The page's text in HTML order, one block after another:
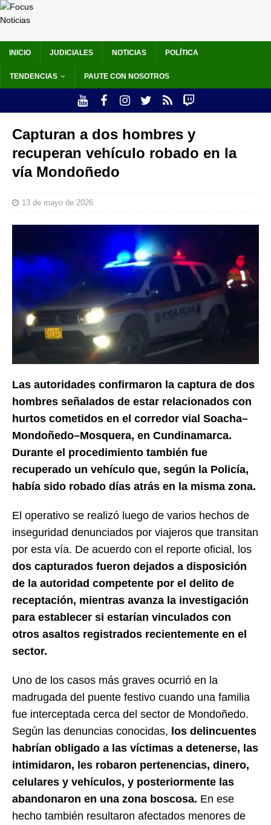
INICIO JUDICIALES NOTICIAS POLÍTICA
TENDENCIAS PAUTE CON NOSOTROS
Capturan a dos hombres y
recuperan vehículo robado en la
vía Mondoñedo
13 de mayo de 2026
Las autoridades confirmaron la captura de dos
hombres señalados de estar relacionados con
hurtos cometidos en el corredor vial Soacha–
Mondoñedo–Mosquera, en Cundinamarca.
Durante el procedimiento también fue
recuperado un vehículo que, según la Policía,
había sido robado días atrás en la misma zona.
El operativo se realizó luego de varios hechos de
inseguridad denunciados por viajeros que transitan
por esta vía. De acuerdo con el reporte oficial, los
dos capturados fueron dejados a disposición
de la autoridad competente por el delito de
receptación, mientras avanza la investigación
para establecer si estarían vinculados con
otros asaltos registrados recientemente en el
sector.
Uno de los casos más graves ocurrió en la
madrugada del puente festivo cuando una familia
fue interceptada cerca del sector de Mondoñedo.
Según las denuncias conocidas, los delincuentes
habrían obligado a las víctimas a detenerse, las
intimidaron, les robaron pertenencias, dinero,
celulares y vehículos, y posteriormente las
abandonaron en una zona boscosa. En ese
hecho también resultaron afectados menores de